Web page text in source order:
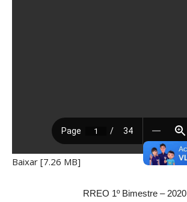
Baixar [7.26 MB]
RREO 1º Bimestre – 2020